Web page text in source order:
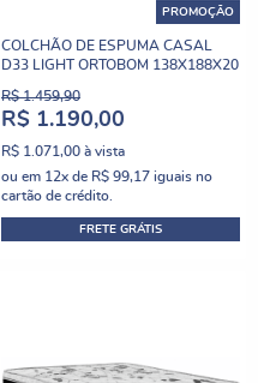
PROMOÇÃO
COLCHÃO DE ESPUMA CASAL
D33 LIGHT ORTOBOM 138X188X20
R$ 1.459,90
R$ 1.190,00
R$ 1.071,00 à vista
ou em 12x de R$ 99,17 iguais no
cartão de crédito.
FRETE GRÁTIS